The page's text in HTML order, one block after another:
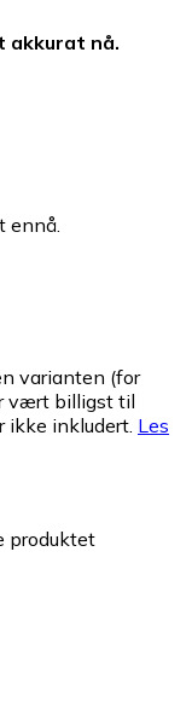
akkurat nå.
ennå.
varianten (for
vært billigst til
ikke inkludert. Les
produktet